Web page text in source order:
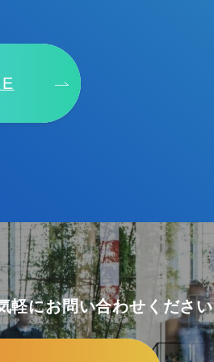
軽にお問い合わせください